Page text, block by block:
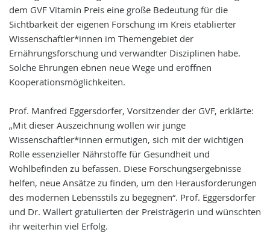
dem GVF Vitamin Preis eine große Bedeutung für die
Sichtbarkeit der eigenen Forschung im Kreis etablierter
Wissenschaftler*innen im Themengebiet der
Ernährungsforschung und verwandter Disziplinen habe.
Solche Ehrungen ebnen neue Wege und eröffnen
Kooperationsmöglichkeiten.
Prof. Manfred Eggersdorfer, Vorsitzender der GVF, erklärte:
„Mit dieser Auszeichnung wollen wir junge
Wissenschaftler*innen ermutigen, sich mit der wichtigen
Rolle essenzieller Nährstoffe für Gesundheit und
Wohlbefinden zu befassen. Diese Forschungsergebnisse
helfen, neue Ansätze zu finden, um den Herausforderungen
des modernen Lebensstils zu begegnen“. Prof. Eggersdorfer
und Dr. Wallert gratulierten der Preisträgerin und wünschten
ihr weiterhin viel Erfolg.